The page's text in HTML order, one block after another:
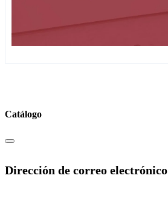
Catálogo
Dirección de correo electrónico